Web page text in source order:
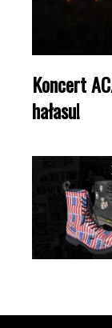
Koncert
hałasu!